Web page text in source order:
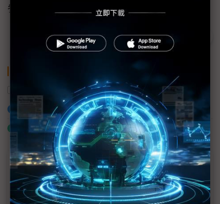
參觀。
加入已選取到「關鍵字追蹤」
什麼是「關鍵字追蹤」
近７天熱門報導
MLCC訂單過熱、出貨比創高 村田示警全球AI基
建熱潮將趨緩